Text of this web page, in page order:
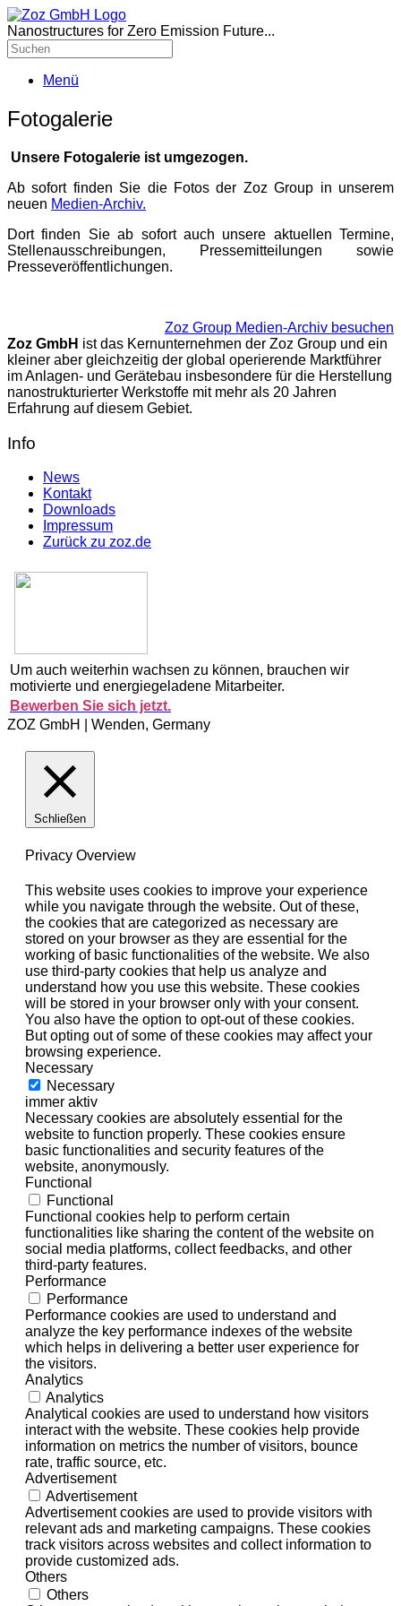
Nanostructures for Zero Emission Future...
Menü
Fotogalerie
Unsere Fotogalerie ist umgezogen.
Ab sofort finden Sie die Fotos der Zoz Group in unserem
neuen Medien-Archiv.
Dort finden Sie ab sofort auch unsere aktuellen Termine,
Stellenausschreibungen, Pressemitteilungen sowie
Presseveröffentlichungen.
Zoz Group Medien-Archiv besuchen
Zoz GmbH ist das Kernunternehmen der Zoz Group und ein
kleiner aber gleichzeitig der global operierende Marktführer
im Anlagen- und Gerätebau insbesondere für die Herstellung
nanostrukturierter Werkstoffe mit mehr als 20 Jahren
Erfahrung auf diesem Gebiet.
Info
News
Kontakt
Downloads
Impressum
Zurück zu zoz.de
Um auch weiterhin wachsen zu können, brauchen wir
motivierte und energiegeladene Mitarbeiter.
Bewerben Sie sich jetzt.
ZOZ GmbH | Wenden, Germany
Schließen
Privacy Overview
This website uses cookies to improve your experience
while you navigate through the website. Out of these,
the cookies that are categorized as necessary are
stored on your browser as they are essential for the
working of basic functionalities of the website. We also
use third-party cookies that help us analyze and
understand how you use this website. These cookies
will be stored in your browser only with your consent.
You also have the option to opt-out of these cookies.
But opting out of some of these cookies may affect your
browsing experience.
Necessary
Necessary
immer aktiv
Necessary cookies are absolutely essential for the
website to function properly. These cookies ensure
basic functionalities and security features of the
website, anonymously.
Functional
Functional
Functional cookies help to perform certain
functionalities like sharing the content of the website on
social media platforms, collect feedbacks, and other
third-party features.
Performance
Performance
Performance cookies are used to understand and
analyze the key performance indexes of the website
which helps in delivering a better user experience for
the visitors.
Analytics
Analytics
Analytical cookies are used to understand how visitors
interact with the website. These cookies help provide
information on metrics the number of visitors, bounce
rate, traffic source, etc.
Advertisement
Advertisement
Advertisement cookies are used to provide visitors with
relevant ads and marketing campaigns. These cookies
track visitors across websites and collect information to
provide customized ads.
Others
Others